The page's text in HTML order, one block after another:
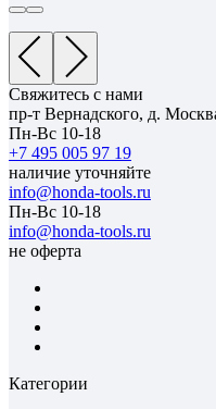
Свяжитесь с нами
пр-т Вернадского, д.
Пн-Вс 10-18
+7 495 005 97 19
наличие уточняйте
info@honda-tools.ru
Пн-Вс 10-18
info@honda-tools.ru
не оферта
Категории